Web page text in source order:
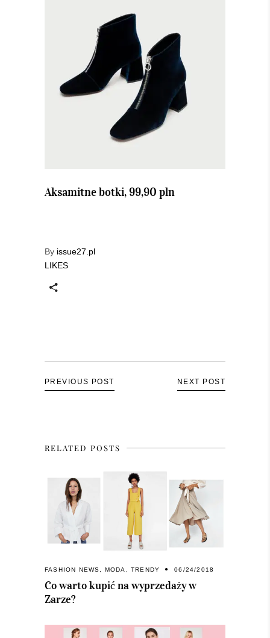
Aksamitne botki, 99,90 pln
By issue27.pl
LIKES
PREVIOUS POST NEXT POST
RELATED POSTS
FASHION NEWS MODA ,TRENDY 06/24/2018
Co warto kupić na wyprzedaży w
Zarze?